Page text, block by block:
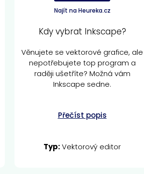
Najít na Heureka.cz
Kdy vybrat Inkscape?
Věnujete se vektorové grafice, ale
nepotřebujete top program a
raději ušetříte? Možná vám
Inkscape sedne.
Přečíst popis
Typ:Vektorový editor